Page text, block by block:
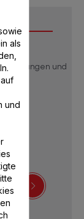
und
als
und